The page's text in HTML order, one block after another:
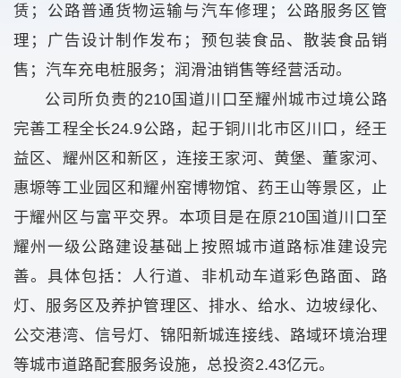
赁；公路普通货物运输与汽车修理；公路服务区管
理；广告设计制作发布；预包装食品、散装食品销
售；汽车充电桩服务；润滑油销售等经营活动。
公司所负责的210国道川口至耀州城市过境公路
完善工程全长24.9公路，起于铜川北市区川口，经王
益区、耀州区和新区，连接王家河、黄堡、董家河、
惠塬等工业园区和耀州窑博物馆、药王山等景区，止
于耀州区与富平交界。本项目是在原210国道川口至
耀州一级公路建设基础上按照城市道路标准建设完
善。具体包括：人行道、非机动车道彩色路面、路
灯、服务区及养护管理区、排水、给水、边坡绿化、
公交港湾、信号灯、锦阳新城连接线、路域环境治理
等城市道路配套服务设施，总投资2.43亿元。